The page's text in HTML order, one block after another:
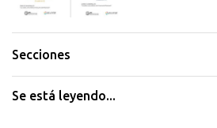
Secciones
Se está leyendo...